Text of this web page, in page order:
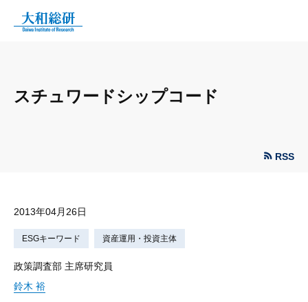
スチュワードシップコード
RSS
2013年04月26日
ESGキーワード 資産運用・投資主体
政策調査部 主席研究員
鈴木 裕